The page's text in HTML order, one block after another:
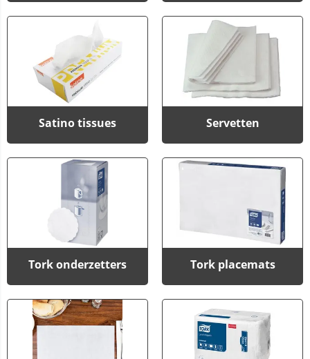
Satino tissues Servetten
Tork onderzetters Tork placemats